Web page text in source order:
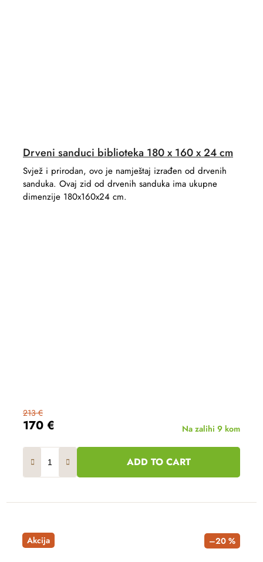
Drveni sanduci biblioteka 180 x 160 x 24 cm
170 €
213 €
Na zalihi 9 kom
ADD TO CART
Svjež i prirodan, ovo je namještaj izrađen od drvenih
sanduka. Ovaj zid od drvenih sanduka ima ukupne
dimenzije 180x160x24 cm.
Akcija –20 %